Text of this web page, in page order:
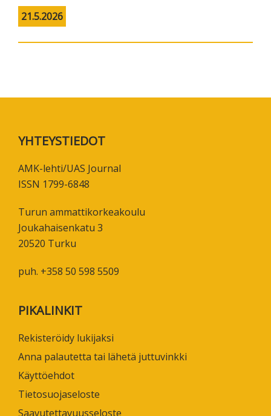
21.5.2026
Footer
YHTEYSTIEDOT
AMK-lehti/UAS Journal
ISSN 1799-6848
Turun ammattikorkeakoulu
Joukahaisenkatu 3
20520 Turku
puh. +358 50 598 5509
PIKALINKIT
Rekisteröidy lukijaksi
Anna palautetta tai lähetä juttuvinkki
Käyttöehdot
Tietosuojaseloste
Saavutettavuusseloste